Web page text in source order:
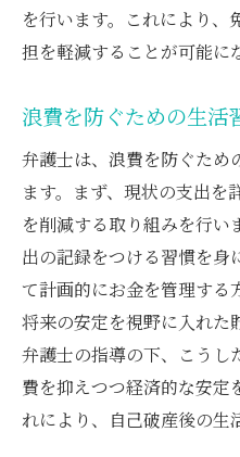
を行います。これにより、
担を軽減することが可能に
浪費を防ぐための生活
弁護士は、浪費を防ぐため
ます。まず、現状の支出を
を削減する取り組みを行い
出の記録をつける習慣を身
て計画的にお金を管理する
将来の安定を視野に入れた
弁護士の指導の下、こうし
費を抑えつつ経済的な安定
れにより、自己破産後の生